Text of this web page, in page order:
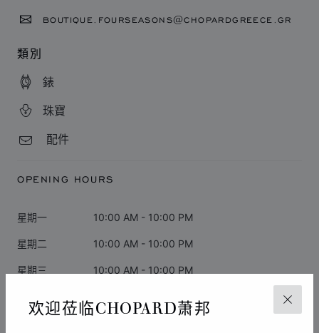
关闭
欢迎莅临CHOPARD萧邦
BOUTIQUE.FOURSEASONS@CHOPARDGREECE.GR
類別
錶
珠寶
配件
OPENING HOURS
星期一 10:00 AM - 10:00 PM
星期二 10:00 AM - 10:00 PM
星期三 10:00 AM - 10:00 PM